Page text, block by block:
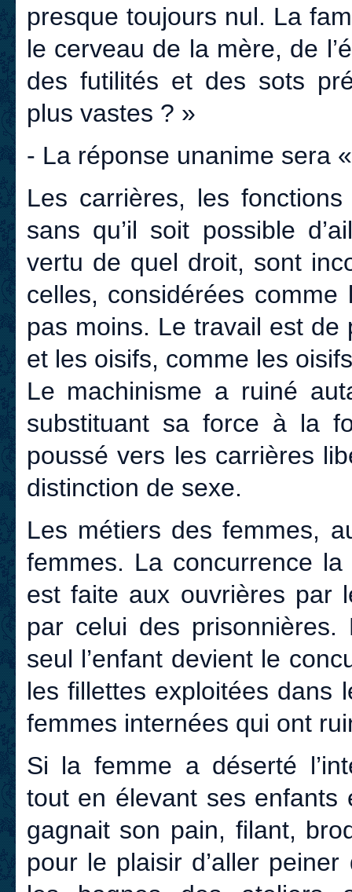
presque toujours nul. La
le cerveau de la mère, de
des futilités et des sots
plus vastes ? »
- La réponse unanime sera
Les carrières, les
sans qu’il soit possible
vertu de quel droit, sont
celles, considérées
pas moins. Le travail est
et les oisifs, comme les
Le machinisme a ruiné
substituant sa force à la
poussé vers les carrières
distinction de sexe.
Les métiers des femmes,
femmes. La concurrence
est faite aux ouvrières par
par celui des
seul l’enfant devient le
les fillettes exploitées dans
femmes internées qui ont
Si la femme a déserté
tout en élevant ses enfants
gagnait son pain, filant,
pour le plaisir d’aller